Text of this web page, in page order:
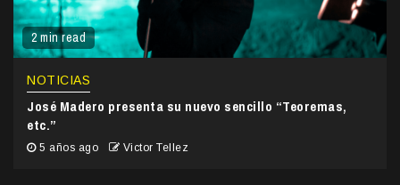
2 min read
NOTICIAS
José Madero presenta su nuevo sencillo “Teoremas,
etc.”
5 años ago Victor Tellez